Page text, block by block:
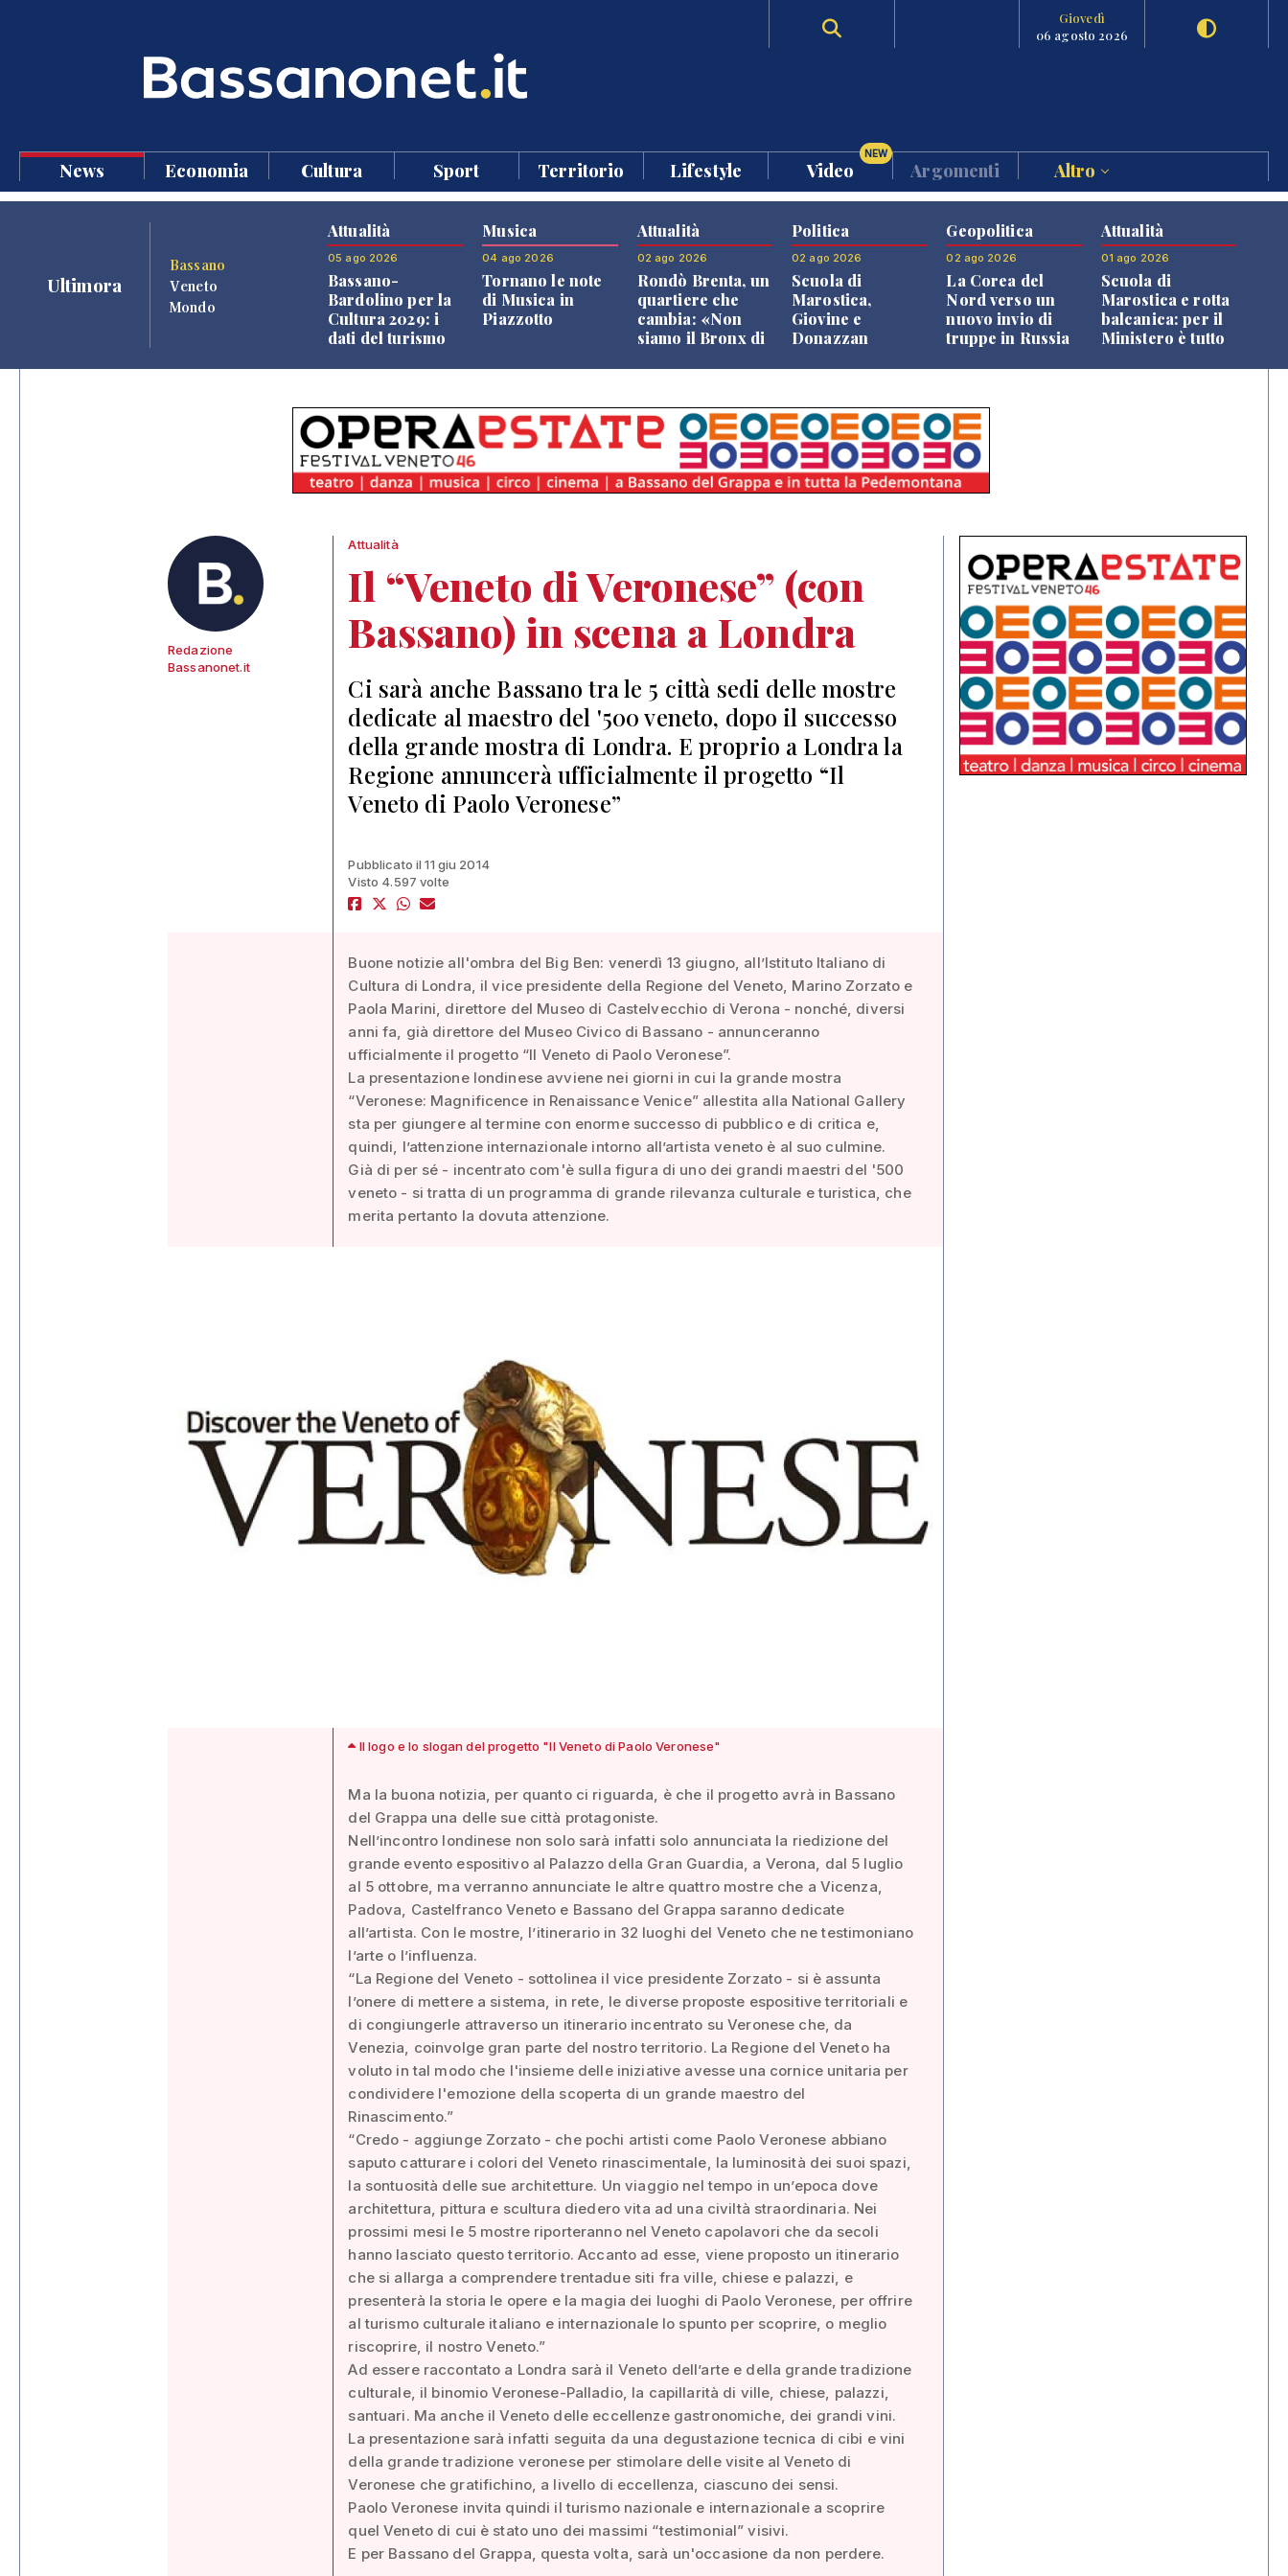
Giovedì
06 agosto 2026
News Economia Cultura Sport Territorio Lifestyle Video
NEW
Argomenti Altro
Ultimora
Bassano
Veneto
Mondo
Attualità
05 ago 2026
Bassano-
Bardolino per la
Cultura 2029: i
dati del turismo
Musica
04 ago 2026
Tornano le note
di Musica in
Piazzotto
Attualità
02 ago 2026
Rondò Brenta, un
quartiere che
cambia: «Non
siamo il Bronx di
Politica
02 ago 2026
Scuola di
Marostica,
Giovine e
Donazzan
Geopolitica
02 ago 2026
La Corea del
Nord verso un
nuovo invio di
truppe in Russia
Attualità
01 ago 2026
Scuola di
Marostica e rotta
balcanica: per il
Ministero è tutto
Redazione
Bassanonet.it
Attualità
Il “Veneto di Veronese” (con
Bassano) in scena a Londra
Ci sarà anche Bassano tra le 5 città sedi delle mostre
dedicate al maestro del '500 veneto, dopo il successo
della grande mostra di Londra. E proprio a Londra la
Regione annuncerà ufficialmente il progetto “Il
Veneto di Paolo Veronese”
Pubblicato il 11 giu 2014
Visto 4.597 volte
Buone notizie all'ombra del Big Ben: venerdì 13 giugno, all’Istituto Italiano di
Cultura di Londra, il vice presidente della Regione del Veneto, Marino Zorzato e
Paola Marini, direttore del Museo di Castelvecchio di Verona - nonché, diversi
anni fa, già direttore del Museo Civico di Bassano - annunceranno
ufficialmente il progetto “Il Veneto di Paolo Veronese”.
La presentazione londinese avviene nei giorni in cui la grande mostra
“Veronese: Magnificence in Renaissance Venice” allestita alla National Gallery
sta per giungere al termine con enorme successo di pubblico e di critica e,
quindi, l’attenzione internazionale intorno all’artista veneto è al suo culmine.
Già di per sé - incentrato com'è sulla figura di uno dei grandi maestri del '500
veneto - si tratta di un programma di grande rilevanza culturale e turistica, che
merita pertanto la dovuta attenzione.
Il logo e lo slogan del progetto "Il Veneto di Paolo Veronese"
Ma la buona notizia, per quanto ci riguarda, è che il progetto avrà in Bassano
del Grappa una delle sue città protagoniste.
Nell’incontro londinese non solo sarà infatti solo annunciata la riedizione del
grande evento espositivo al Palazzo della Gran Guardia, a Verona, dal 5 luglio
al 5 ottobre, ma verranno annunciate le altre quattro mostre che a Vicenza,
Padova, Castelfranco Veneto e Bassano del Grappa saranno dedicate
all’artista. Con le mostre, l’itinerario in 32 luoghi del Veneto che ne testimoniano
l’arte o l’influenza.
“La Regione del Veneto - sottolinea il vice presidente Zorzato - si è assunta
l’onere di mettere a sistema, in rete, le diverse proposte espositive territoriali e
di congiungerle attraverso un itinerario incentrato su Veronese che, da
Venezia, coinvolge gran parte del nostro territorio. La Regione del Veneto ha
voluto in tal modo che l'insieme delle iniziative avesse una cornice unitaria per
condividere l'emozione della scoperta di un grande maestro del
Rinascimento.”
“Credo - aggiunge Zorzato - che pochi artisti come Paolo Veronese abbiano
saputo catturare i colori del Veneto rinascimentale, la luminosità dei suoi spazi,
la sontuosità delle sue architetture. Un viaggio nel tempo in un’epoca dove
architettura, pittura e scultura diedero vita ad una civiltà straordinaria. Nei
prossimi mesi le 5 mostre riporteranno nel Veneto capolavori che da secoli
hanno lasciato questo territorio. Accanto ad esse, viene proposto un itinerario
che si allarga a comprendere trentadue siti fra ville, chiese e palazzi, e
presenterà la storia le opere e la magia dei luoghi di Paolo Veronese, per offrire
al turismo culturale italiano e internazionale lo spunto per scoprire, o meglio
riscoprire, il nostro Veneto.”
Ad essere raccontato a Londra sarà il Veneto dell’arte e della grande tradizione
culturale, il binomio Veronese-Palladio, la capillarità di ville, chiese, palazzi,
santuari. Ma anche il Veneto delle eccellenze gastronomiche, dei grandi vini.
La presentazione sarà infatti seguita da una degustazione tecnica di cibi e vini
della grande tradizione veronese per stimolare delle visite al Veneto di
Veronese che gratifichino, a livello di eccellenza, ciascuno dei sensi.
Paolo Veronese invita quindi il turismo nazionale e internazionale a scoprire
quel Veneto di cui è stato uno dei massimi “testimonial” visivi.
E per Bassano del Grappa, questa volta, sarà un'occasione da non perdere.